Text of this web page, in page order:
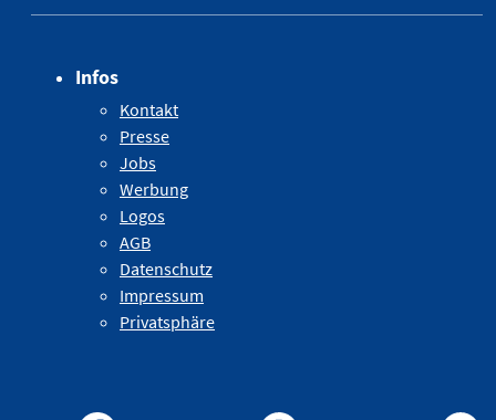
Infos
Kontakt
Presse
Jobs
Werbung
Logos
AGB
Datenschutz
Impressum
Privatsphäre